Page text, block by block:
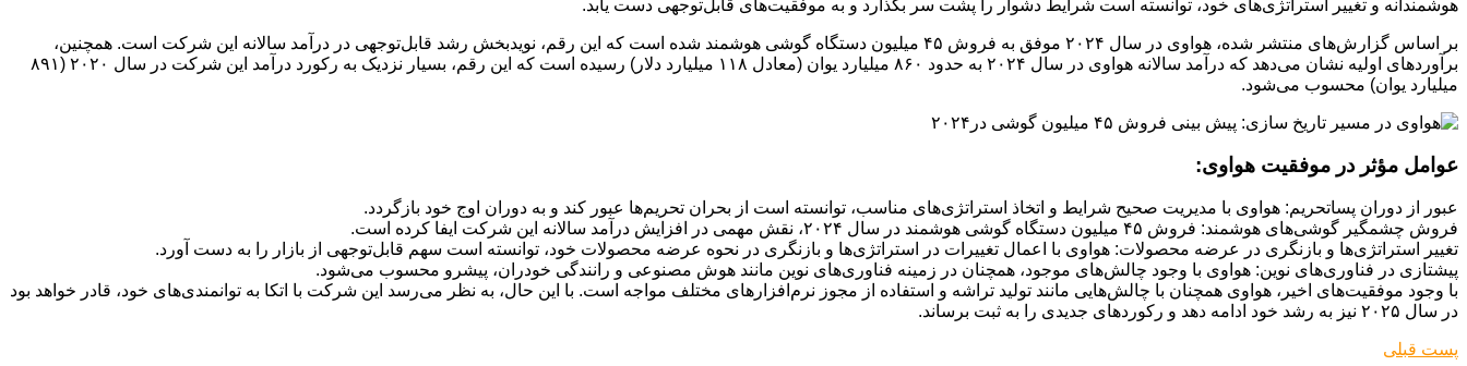
هوشمندانه و تغییر استراتژی‌های خود، توانسته است شرایط دشوار را پشت سر بگذارد و به موفقیت‌های قابل‌توجهی دست یابد.
بر اساس گزارش‌های منتشر شده، هواوی در سال ۲۰۲۴ موفق به فروش ۴۵ میلیون دستگاه گوشی هوشمند شده است که این رقم، نویدبخش رشد قابل‌توجهی در درآمد سالانه این شرکت است. همچنین،
برآوردهای اولیه نشان می‌دهد که درآمد سالانه هواوی در سال ۲۰۲۴ به حدود ۸۶۰ میلیارد یوان (معادل ۱۱۸ میلیارد دلار) رسیده است که این رقم، بسیار نزدیک به رکورد درآمد این شرکت در سال ۲۰۲۰ (۸۹۱
میلیارد یوان) محسوب می‌شود.
عوامل مؤثر در موفقیت هواوی:
عبور از دوران پساتحریم: هواوی با مدیریت صحیح شرایط و اتخاذ استراتژی‌های مناسب، توانسته است از بحران تحریم‌ها عبور کند و به دوران اوج خود بازگردد.
فروش چشمگیر گوشی‌های هوشمند: فروش ۴۵ میلیون دستگاه گوشی هوشمند در سال ۲۰۲۴، نقش مهمی در افزایش درآمد سالانه این شرکت ایفا کرده است.
تغییر استراتژی‌ها و بازنگری در عرضه محصولات: هواوی با اعمال تغییرات در استراتژی‌ها و بازنگری در نحوه عرضه محصولات خود، توانسته است سهم قابل‌توجهی از بازار را به دست آورد.
پیشتازی در فناوری‌های نوین: هواوی با وجود چالش‌های موجود، همچنان در زمینه فناوری‌های نوین مانند هوش مصنوعی و رانندگی خودران، پیشرو محسوب می‌شود.
با وجود موفقیت‌های اخیر، هواوی همچنان با چالش‌هایی مانند تولید تراشه و استفاده از مجوز نرم‌افزارهای مختلف مواجه است. با این حال، به نظر می‌رسد این شرکت با اتکا به توانمندی‌های خود، قادر خواهد بود
در سال ۲۰۲۵ نیز به رشد خود ادامه دهد و رکوردهای جدیدی را به ثبت برساند.
پست قبلی